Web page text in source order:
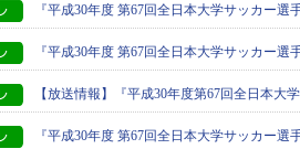
『平成30年度 第67回全日本大学サッカー
『平成30年度 第67回全日本大学サッカー選
【放送情報】『平成30年度第67回全日本大
『平成30年度 第67回全日本大学サッカー